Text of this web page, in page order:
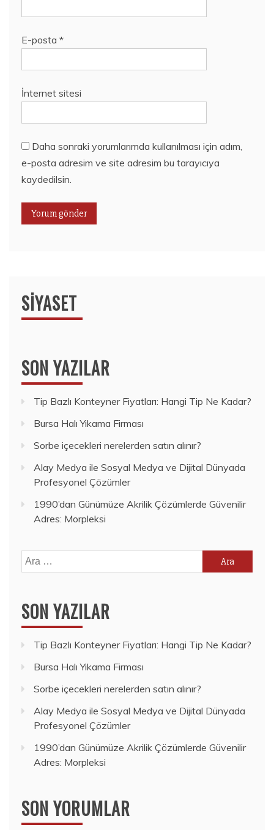
E-posta *
İnternet sitesi
Daha sonraki yorumlarımda kullanılması için adım,
e-posta adresim ve site adresim bu tarayıcıya
kaydedilsin.
SIYASET
SON YAZILAR
Tip Bazlı Konteyner Fiyatları: Hangi Tip Ne Kadar?
Bursa Halı Yıkama Firması
Sorbe içecekleri nerelerden satın alınır?
Alay Medya ile Sosyal Medya ve Dijital Dünyada
Profesyonel Çözümler
1990’dan Günümüze Akrilik Çözümlerde Güvenilir
Adres: Morpleksi
Arama:
SON YAZILAR
Tip Bazlı Konteyner Fiyatları: Hangi Tip Ne Kadar?
Bursa Halı Yıkama Firması
Sorbe içecekleri nerelerden satın alınır?
Alay Medya ile Sosyal Medya ve Dijital Dünyada
Profesyonel Çözümler
1990’dan Günümüze Akrilik Çözümlerde Güvenilir
Adres: Morpleksi
SON YORUMLAR